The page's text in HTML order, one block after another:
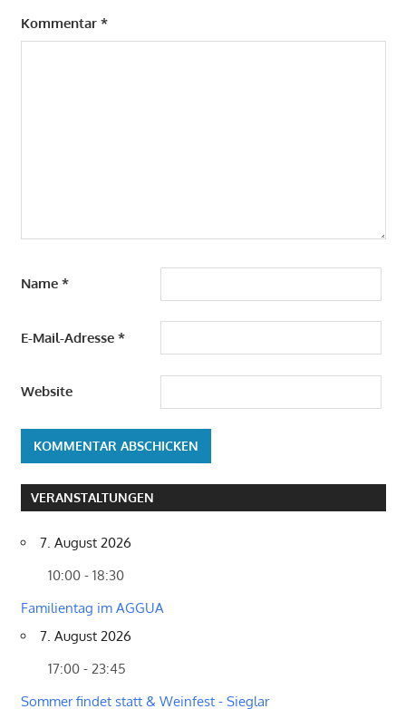
Kommentar *
Name *
E-Mail-Adresse *
Website
VERANSTALTUNGEN
7. August 2026
10:00 - 18:30
Familientag im AGGUA
7. August 2026
17:00 - 23:45
Sommer findet statt & Weinfest - Sieglar